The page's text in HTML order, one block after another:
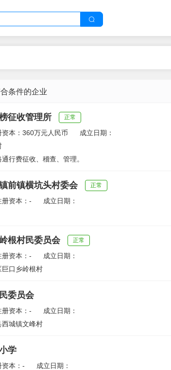
条件的企业
征收管理所 正常
资本：360万元人民币
成立日期：
行费征收、稽查、管理。
前镇横坑头村委会 正常
册资本：-
成立日期：
根村民委员会 正常
册资本：-
成立日期：
口乡岭根村
委员会
册资本：-
成立日期：
城镇文峰村
学
资本：-
成立日期：